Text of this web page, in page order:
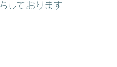
しております